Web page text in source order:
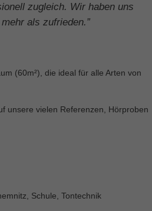
zugleich. Wir haben uns
als zufrieden.”
(60m²), die ideal für alle Arten von
unsere vielen Referenzen, Hörproben
Schule, Tontechnik